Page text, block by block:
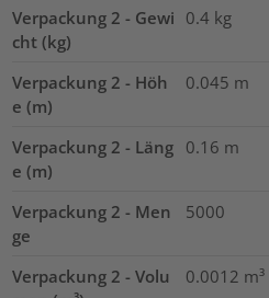
Verpackung 2 - Gewi
cht (kg)
0.4 kg
Verpackung 2 - Höh
e (m)
0.045 m
Verpackung 2 - Läng
e (m)
0.16 m
Verpackung 2 - Men
ge
5000
Verpackung 2 - Volu
0.0012 m³